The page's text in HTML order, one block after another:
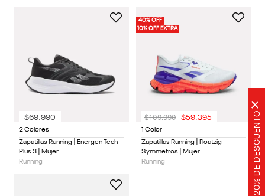
20% DE DESCUENTO
×
2 Colores
Zapatillas Running | Energen Tech
Plus 3 | Mujer
Running
$69 .990
40% OFF
10% OFF EXTRA
1 Color
Zapatillas Running | Floatzig
Symmetros | Mujer
Running
$109.990 $59. 395